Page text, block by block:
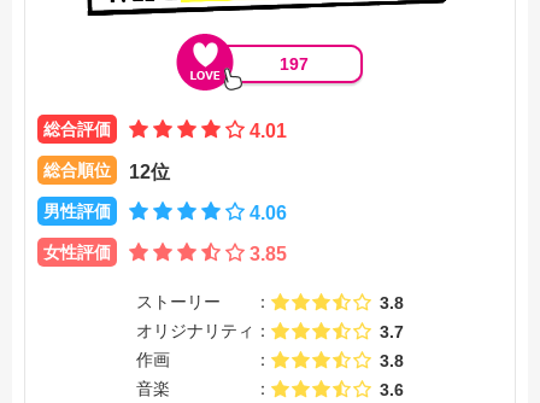
197
総合評価 4.01
総合順位 12位
男性評価 4.06
女性評価 3.85
ストーリー
3.8
オリジナリティ
3.7
作画
3.8
音楽
3.6